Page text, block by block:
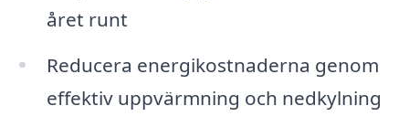
året runt
Reducera energikostnaderna genom
effektiv uppvärmning och nedkylning